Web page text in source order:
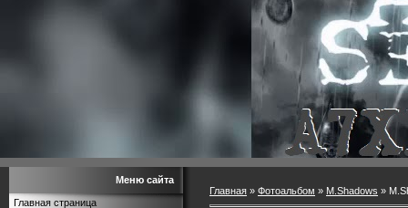
Меню сайта
Главная страница
Главная » Фотоальбом » M.Shadows »